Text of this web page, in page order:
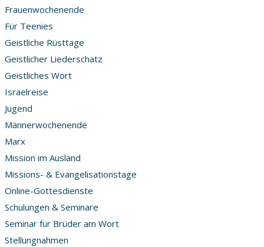
Frauenwochenende
Für Teenies
Geistliche Rüsttage
Geistlicher Liederschatz
Geistliches Wort
Israelreise
Jugend
Männerwochenende
Marx
Mission im Ausland
Missions- & Evangelisationstage
Online-Gottesdienste
Schulungen & Seminare
Seminar für Brüder am Wort
Stellungnahmen